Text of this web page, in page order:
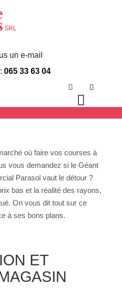
un e-mail
065 33 63 04 De
où faire vos courses à
vous demandez si le Géant
Parasol vaut le détour ?
bas et la réalité des rayons,
On vous dit tout sur ce
à ses bons plans.
ET